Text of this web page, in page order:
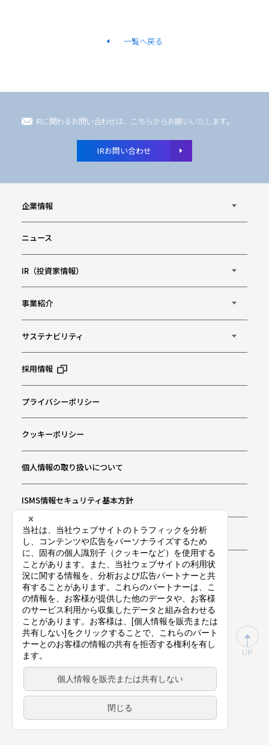
一覧へ戻る
IRに関わるお問い合わせは、こちらからお願いいたします。
IRお問い合わせ
企業情報
ニュース
IR（投資家情報）
事業紹介
サステナビリティ
採用情報
プライバシーポリシー
クッキーポリシー
個人情報の取り扱いについて
ISMS情報セキュリティ基本方針
お問い合わせ
プライバシー通知
©Vision Inc.